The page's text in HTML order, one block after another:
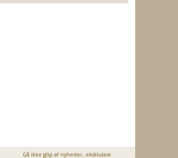
Gå ikke glip af nyheder, eksklusive